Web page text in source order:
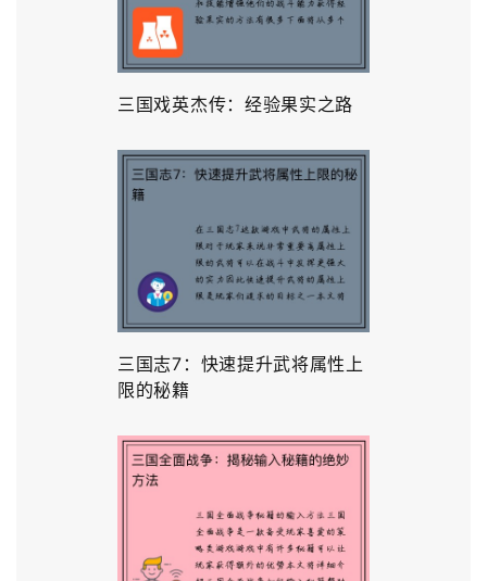
三国戏英杰传：经验果实之路
三国志7：快速提升武将属性上
限的秘籍